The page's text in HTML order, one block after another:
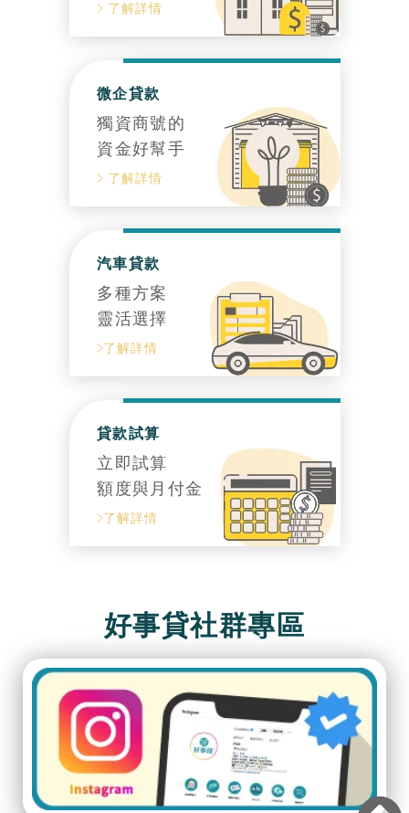
了解詳情
微企貸款
獨資商號的
資金好幫手
了解詳情
汽車貸款
多種方案
靈活選擇
了解詳情
貸款試算
立即試算
額度與月付金
了解詳情
好事貸社群專區